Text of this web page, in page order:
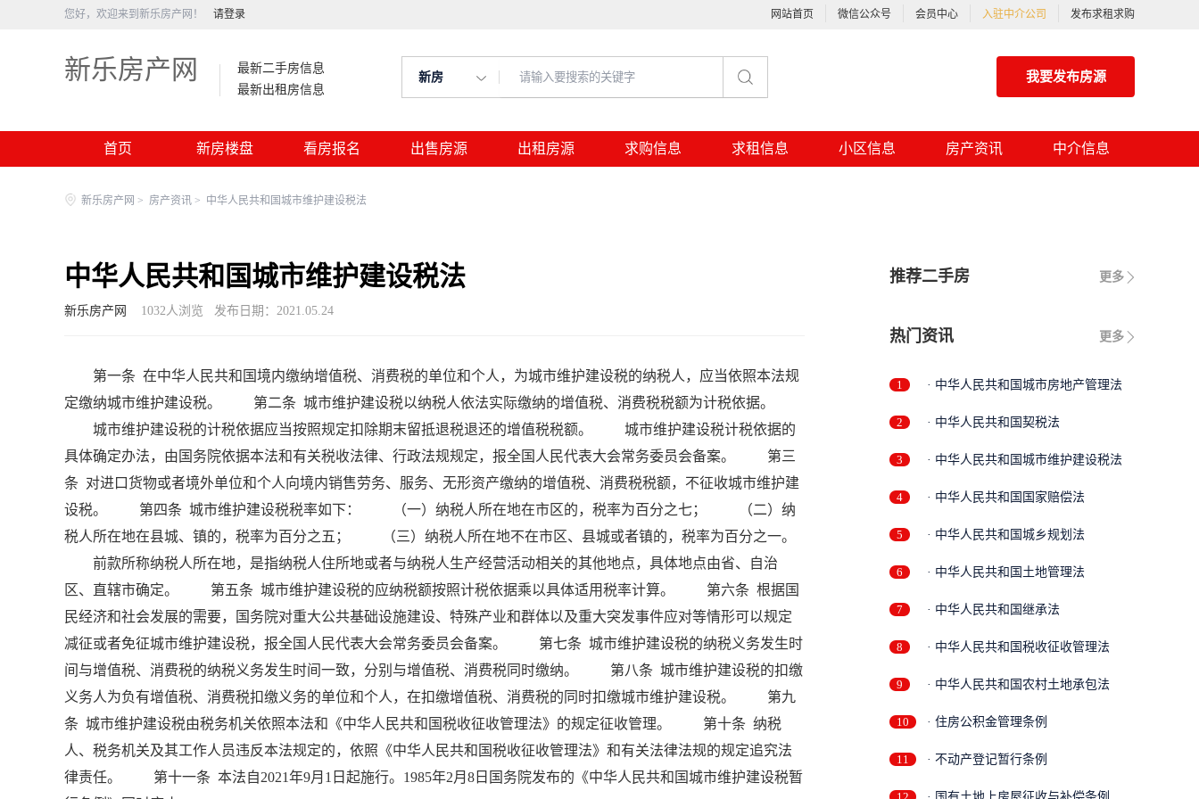
您好，欢迎来到新乐房产网！ 请登录 网站首页 微信公众号 会员中心 入驻中介公司 发布求租求购
新乐房产网
最新二手房信息
最新出租房信息
新房 我要发布房源
首页 新房楼盘 看房报名 出售房源 出租房源 求购信息 求租信息 小区信息 房产资讯 中介信息
新乐房产网 > 房产资讯 > 中华人民共和国城市维护建设税法
中华人民共和国城市维护建设税法
新乐房产网 1032人浏览 发布日期：2021.05.24
第一条 在中华人民共和国境内缴纳增值税、消费税的单位和个人，为城市维护建设税的纳税人，应当依照本法规
定缴纳城市维护建设税。 第二条 城市维护建设税以纳税人依法实际缴纳的增值税、消费税税额为计税依据。
城市维护建设税的计税依据应当按照规定扣除期末留抵退税退还的增值税税额。 城市维护建设税计税依据的
具体确定办法，由国务院依据本法和有关税收法律、行政法规规定，报全国人民代表大会常务委员会备案。 第三
条 对进口货物或者境外单位和个人向境内销售劳务、服务、无形资产缴纳的增值税、消费税税额，不征收城市维护建
设税。 第四条 城市维护建设税税率如下： （一）纳税人所在地在市区的，税率为百分之七； （二）纳
税人所在地在县城、镇的，税率为百分之五； （三）纳税人所在地不在市区、县城或者镇的，税率为百分之一。
前款所称纳税人所在地，是指纳税人住所地或者与纳税人生产经营活动相关的其他地点，具体地点由省、自治
区、直辖市确定。 第五条 城市维护建设税的应纳税额按照计税依据乘以具体适用税率计算。 第六条 根据国
民经济和社会发展的需要，国务院对重大公共基础设施建设、特殊产业和群体以及重大突发事件应对等情形可以规定
减征或者免征城市维护建设税，报全国人民代表大会常务委员会备案。 第七条 城市维护建设税的纳税义务发生时
间与增值税、消费税的纳税义务发生时间一致，分别与增值税、消费税同时缴纳。 第八条 城市维护建设税的扣缴
义务人为负有增值税、消费税扣缴义务的单位和个人，在扣缴增值税、消费税的同时扣缴城市维护建设税。 第九
条 城市维护建设税由税务机关依照本法和《中华人民共和国税收征收管理法》的规定征收管理。 第十条 纳税
人、税务机关及其工作人员违反本法规定的，依照《中华人民共和国税收征收管理法》和有关法律法规的规定追究法
律责任。 第十一条 本法自2021年9月1日起施行。1985年2月8日国务院发布的《中华人民共和国城市维护建设税暂
更多
推荐二手房
更多
热门资讯
1 · 中华人民共和国城市房地产管理法
2 · 中华人民共和国契税法
3 · 中华人民共和国城市维护建设税法
4 · 中华人民共和国国家赔偿法
5 · 中华人民共和国城乡规划法
6 · 中华人民共和国土地管理法
7 · 中华人民共和国继承法
8 · 中华人民共和国税收征收管理法
9 · 中华人民共和国农村土地承包法
10 · 住房公积金管理条例
11 · 不动产登记暂行条例